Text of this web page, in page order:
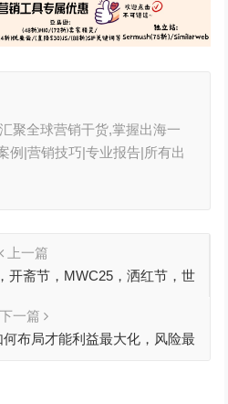
聚全球营销干货,掌握出海一
例|营销技巧|专业报告|所有出
上一篇
开斋节，MWC25，洒红节，世
下一篇
布局才能利益最大化，风险最